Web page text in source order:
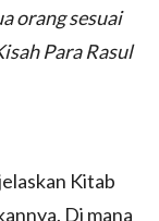
orang sesuai
Para Rasul‬
Kitab
Di mana